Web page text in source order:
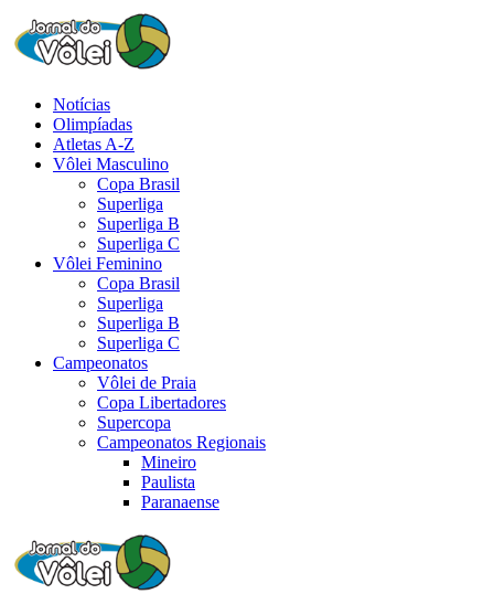
Notícias
Olimpíadas
Atletas A-Z
Vôlei Masculino
Copa Brasil
Superliga
Superliga B
Superliga C
Vôlei Feminino
Copa Brasil
Superliga
Superliga B
Superliga C
Campeonatos
Vôlei de Praia
Copa Libertadores
Supercopa
Campeonatos Regionais
Mineiro
Paulista
Paranaense